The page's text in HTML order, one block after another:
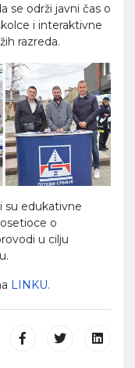
se održi javni čas o
i interaktivne
razreda.
su edukativne
o
u cilju
LINKU.